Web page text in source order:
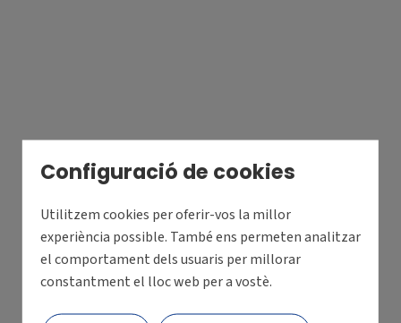
Configuració de cookies
Utilitzem cookies per oferir-vos la millor
experiència possible. També ens permeten analitzar
el comportament dels usuaris per millorar
constantment el lloc web per a vostè.